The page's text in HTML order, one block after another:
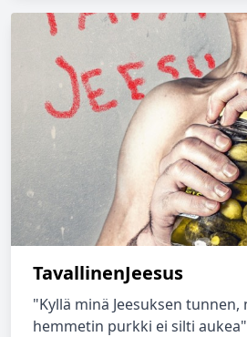
TavallinenJeesus
"Kyllä minä Jeesuksen
hemmetin purkki ei silti